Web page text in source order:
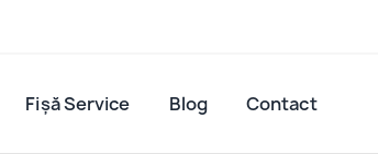
Fișă Service Blog Contact